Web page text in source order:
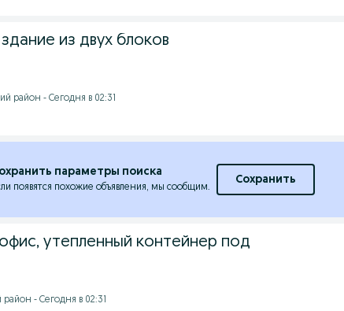
из двух блоков
район - Сегодня в 02:31
параметры поиска
появятся похожие объявления, мы сообщим.
Сохранить
утепленный контейнер под
- Сегодня в 02:31